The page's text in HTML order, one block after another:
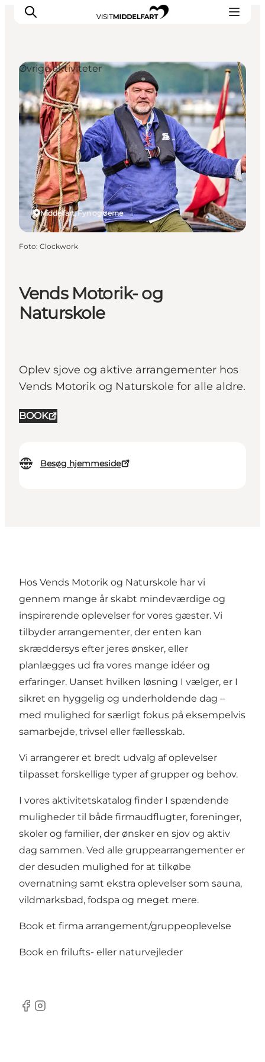
Oplevelser
Mad og drikke
Overnatning
Det Sker
Book oplevelse
Møde og Konference
Vends Motorik- og
Naturskole
Oplev sjove og aktive arrangementer hos
Vends Motorik og Naturskole for alle aldre.
BOOK
Besøg hjemmeside
Middelfart, Fyn og øerne
Øvrige aktiviteter
Foto: Clockwork
Hos Vends Motorik og Naturskole har vi
gennem mange år skabt mindeværdige og
inspirerende oplevelser for vores gæster. Vi
tilbyder arrangementer, der enten kan
skræddersys efter jeres ønsker, eller
planlægges ud fra vores mange idéer og
erfaringer. Uanset hvilken løsning I vælger, er I
sikret en hyggelig og underholdende dag –
med mulighed for særligt fokus på eksempelvis
samarbejde, trivsel eller fællesskab.
Vi arrangerer et bredt udvalg af oplevelser
tilpasset forskellige typer af grupper og behov.
I vores aktivitetskatalog finder I spændende
muligheder til både firmaudflugter, foreninger,
skoler og familier, der ønsker en sjov og aktiv
dag sammen. Ved alle gruppearrangementer er
der desuden mulighed for at tilkøbe
overnatning samt ekstra oplevelser som sauna,
vildmarksbad, fodspa og meget mere.
Book et firma arrangement/gruppeoplevelse
Book en frilufts- eller naturvejleder
Facebook
Instagram